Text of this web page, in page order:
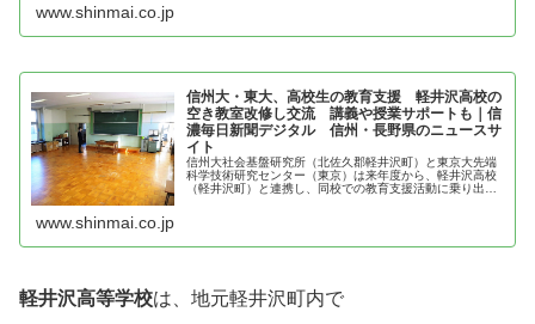
www.shinmai.co.jp
信州大・東大、高校生の教育支援 軽井沢高校の
空き教室改修し交流 講義や授業サポートも｜信
濃毎日新聞デジタル 信州・長野県のニュースサ
イト
信州大社会基盤研究所（北佐久郡軽井沢町）と東京大先端
科学技術研究センター（東京）は来年度から、軽井沢高校
（軽井沢町）と連携し、同校での教育支援活動に乗り出
www.shinmai.co.jp
軽井沢高等学校は、地元軽井沢町内で